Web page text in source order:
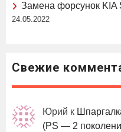
Замена форсунок KIA
24.05.2022
Свежие
Юрий к
(PS — 2